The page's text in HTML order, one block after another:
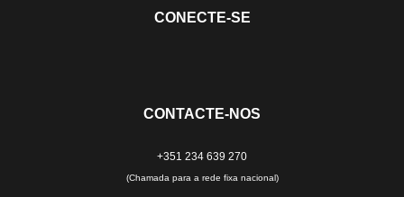
CONECTE-SE
CONTACTE-NOS
+351 234 639 270
(Chamada para a rede fixa nacional)